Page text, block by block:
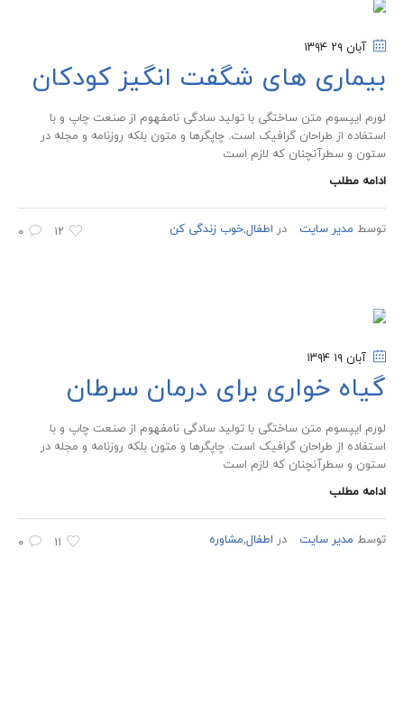
آبان ۲۹
بیماری های شگفت انگیز کودکان
لورم ایپسوم متن ساختگی با تولید سادگی نامفهوم از صنعت چاپ و با
استفاده از طراحان گرافیک است. چاپگرها و متون بلکه روزنامه و مجله در
ستون و سطرآنچنان که لازم است
ادامه مطلب
توسط مدیر سایت در اطفال,خوب زندگی کن ۱۲ ۰
آبان ۱۹
گیاه خواری برای درمان سرطان
لورم ایپسوم متن ساختگی با تولید سادگی نامفهوم از صنعت چاپ و با
استفاده از طراحان گرافیک است. چاپگرها و متون بلکه روزنامه و مجله در
ستون و سطرآنچنان که لازم است
ادامه مطلب
توسط مدیر سایت در اطفال,مشاوره ۱۱ ۰